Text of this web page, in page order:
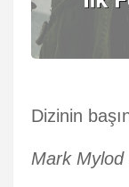
Dizinin
Mark Mylod